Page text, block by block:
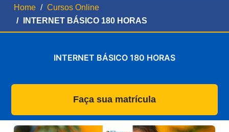
Home
Cursos Online
INTERNET BÁSICO 180 HORAS
INTERNET BÁSICO 180 HORAS
Faça sua matrícula